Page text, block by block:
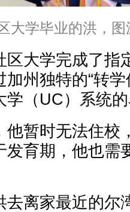
大学毕业的洪，
区大学完成了指
州独特的“转
学（UC）系统
他暂时无法住校
发育期，他也需
去离家最近的尔